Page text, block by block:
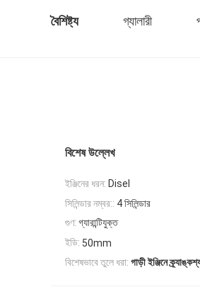
বৈশিষ্ট্য গ্যালারী
বিশেষ উল্লেখ
ইঞ্জিনের ধরন: Disel
সিলিন্ডার নম্বর:: 4 সিলিন্ডার
গুণ: গ্যারান্টিযুক্ত
ইডি: 50mm
বিশেষভাবে তুলে ধরা: গাড়ী ইঞ্জিনে